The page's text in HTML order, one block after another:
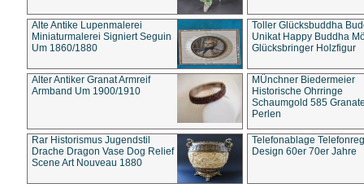
Alte Antike Lupenmalerei
Miniaturmalerei Signiert Seguin
Um 1860/1880
Toller Glücksbuddha
Unikat Happy Buddha
Glücksbringer Holzfigur
Alter Antiker Granat Armreif
Armband Um 1900/1910
MÜnchner Biedermeier
Historische Ohrringe
Schaumgold 585
Perlen
Rar Historismus Jugendstil
Drache Dragon Vase Dog Relief
Scene Art Nouveau 1880
Telefonablage
Design 60er 70er Jahre